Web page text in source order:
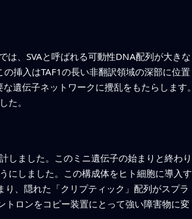
は、SVAと呼ばれる可動性DNA配列が大きな
挿入はTAF1の長い非翻訳領域の深部に位置
遺伝子ネットワークに攪乱をもたらします。
た。
しました。このミニ遺伝子の始まりと終わり
にしました。この構成体をヒト細胞に導入す
、隠れた「クリプティック」配列がスプラ
トロンをコピー装置にとって強い障害物に変